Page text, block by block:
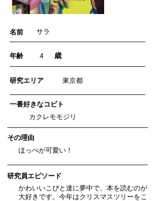
名前 サラ
年齢 4 歳
​研究エリア 東京都
一番好きなコビト
カクレモモジリ
​その理由
ほっぺが可愛い！
研究員エピソード
かわいいこびと達に夢中で、本を読むのが
大好きです。今年はクリスマスツリーをこ